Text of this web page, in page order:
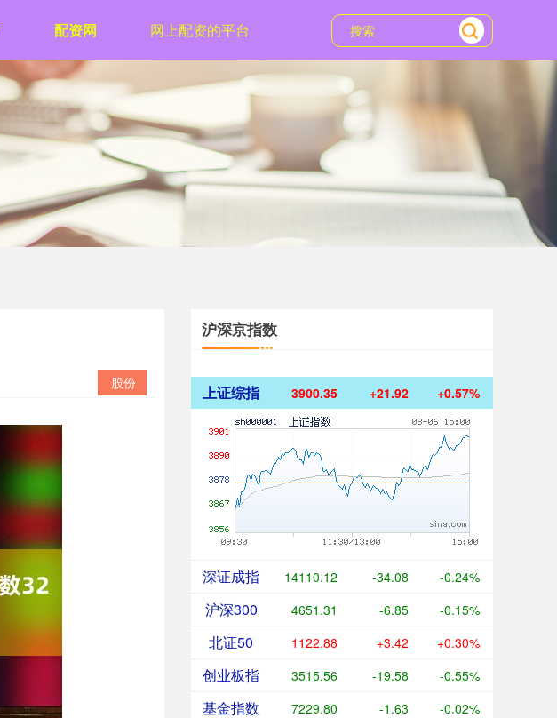
配资网 网上配资的平台
股份
沪深京指数
上证综指 3900.35 +21.92 +0.57%
深证成指 14110.12 -34.08 -0.24%
沪深300 4651.31 -6.85 -0.15%
北证50 1122.88 +3.42 +0.30%
创业板指 3515.56 -19.58 -0.55%
基金指数 7229.80 -1.63 -0.02%